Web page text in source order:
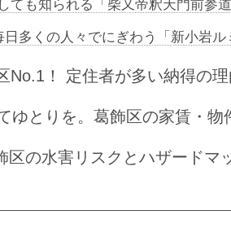
も知られる「柴又帝釈天門前参
多くの人々でにぎわう「新小岩ル
No.1！ 定住者が多い納得の
ゆとりを。葛飾区の家賃・物
区の水害リスクとハザードマ